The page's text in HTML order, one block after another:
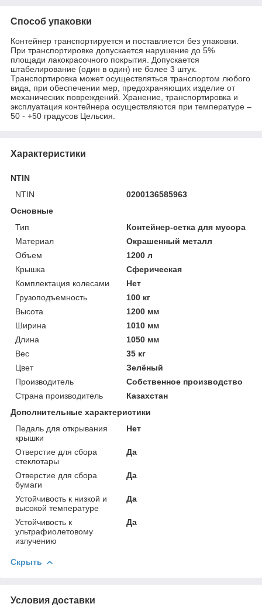
Способ упаковки
Контейнер транспортируется и поставляется без упаковки.
При транспортировке допускается нарушение до 5%
площади лакокрасочного покрытия. Допускается
штабелирование (один в один) не более 3 штук.
Транспортировка может осуществляться транспортом любого
вида, при обеспечении мер, предохраняющих изделие от
механических повреждений. Хранение, транспортировка и
эксплуатация контейнера осуществляются при температуре –
50 - +50 градусов Цельсия.
Характеристики
NTIN
NTIN
0200136585963
Основные
Тип
Контейнер-сетка для мусора
Материал
Окрашенный металл
Объем
1200 л
Крышка
Сферическая
Комплектация колесами
Нет
Грузоподъемность
100 кг
Высота
1200 мм
Ширина
1010 мм
Длина
1050 мм
Вес
35 кг
Цвет
Зелёный
Производитель
Собственное производство
Страна производитель
Казахстан
Дополнительные характеристики
Педаль для открывания
крышки
Нет
Отверстие для сбора
стеклотары
Да
Отверстие для сбора
бумаги
Да
Устойчивость к низкой и
высокой температуре
Да
Устойчивость к
ультрафиолетовому
излучению
Да
Скрыть
Условия доставки